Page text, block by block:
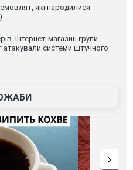
які народилися
Інтернет-магазин групи
атакували системи штучного